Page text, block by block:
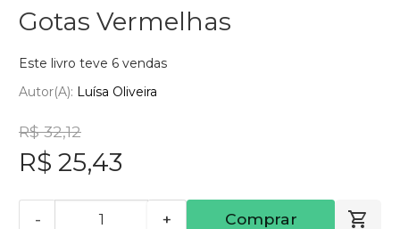
Gotas Vermelhas
Este livro teve 6 vendas
Autor(a): Luísa Oliveira
R$ 32,12
R$ 25,43
- + Comprar